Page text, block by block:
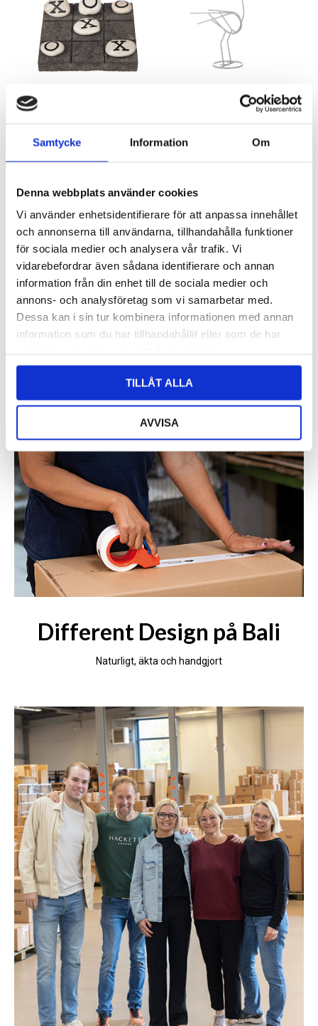
Samtycke Information Om
Denna webbplats använder cookies
Vi använder enhetsidentifierare för att anpassa innehållet
och annonserna till användarna, tillhandahålla funktioner
för sociala medier och analysera vår trafik. Vi
vidarebefordrar även sådana identifierare och annan
information från din enhet till de sociala medier och
annons- och analysföretag som vi samarbetar med.
Dessa kan i sin tur kombinera informationen med annan
information som du har tillhandahållit eller som de har
TILLÅT ALLA
AVVISA
Tre i rad i lava sten
20 x 20 cm
Logga in för att se pris
40 cm
Different Design på Bali
Naturligt, äkta och handgjort